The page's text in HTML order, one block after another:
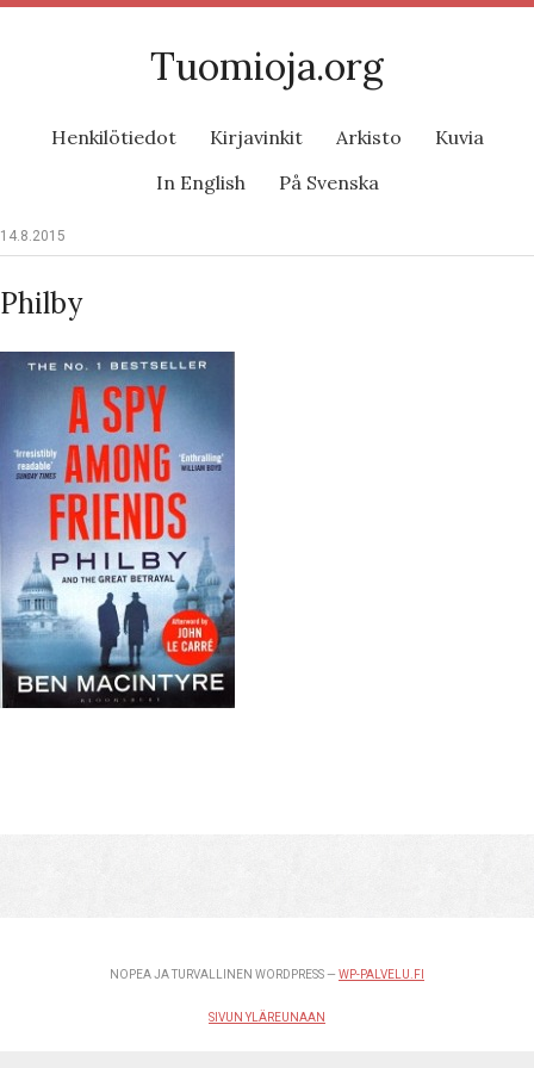
Tuomioja.org
Henkilötiedot Kirjavinkit Arkisto
Kuvia
In English
På Svenska
14.8.2015
Philby
NOPEA JA TURVALLINEN WORDPRESS — WP-PALVELU.FI
SIVUN YLÄREUNAAN